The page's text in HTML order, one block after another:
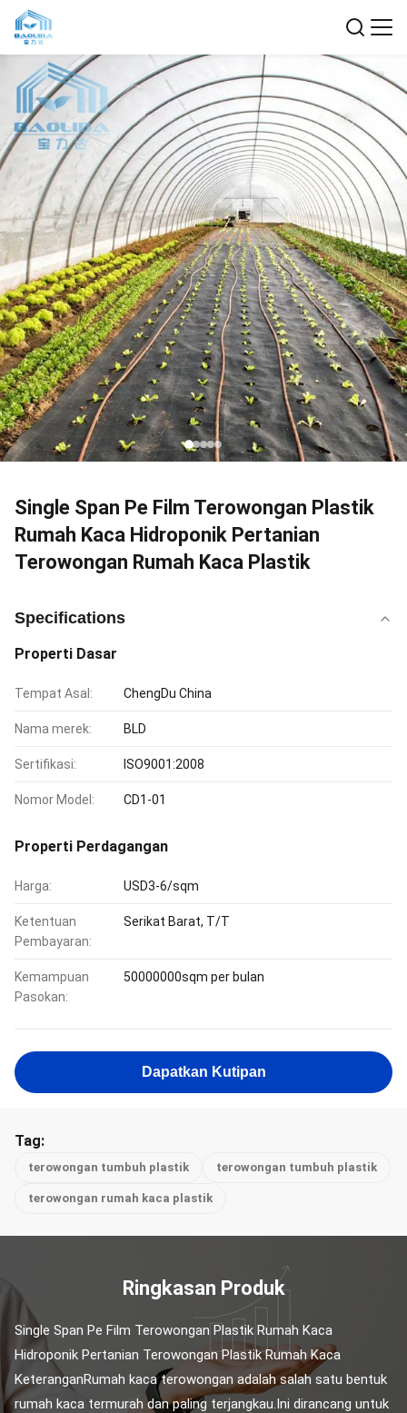
Single Span Pe Film Terowongan Plastik
Rumah Kaca Hidroponik Pertanian
Terowongan Rumah Kaca Plastik
Specifications
Properti Dasar
Tempat Asal: ChengDu China
Nama merek: BLD
Sertifikasi: ISO9001:2008
Nomor Model: CD1-01
Properti Perdagangan
Harga: USD3-6/sqm
Ketentuan
Pembayaran:
Serikat Barat, T/T
Kemampuan
Pasokan:
50000000sqm per bulan
Dapatkan Kutipan
Tag:
terowongan tumbuh plastik terowongan tumbuh plastik
terowongan rumah kaca plastik
Ringkasan Produk
Single Span Pe Film Terowongan Plastik Rumah Kaca
Hidroponik Pertanian Terowongan Plastik Rumah Kaca
KeteranganRumah kaca terowongan adalah salah satu bentuk
rumah kaca termurah dan paling terjangkau.Ini dirancang untuk